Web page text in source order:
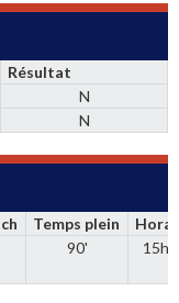
Résultat
N
N
Temps plein
90'